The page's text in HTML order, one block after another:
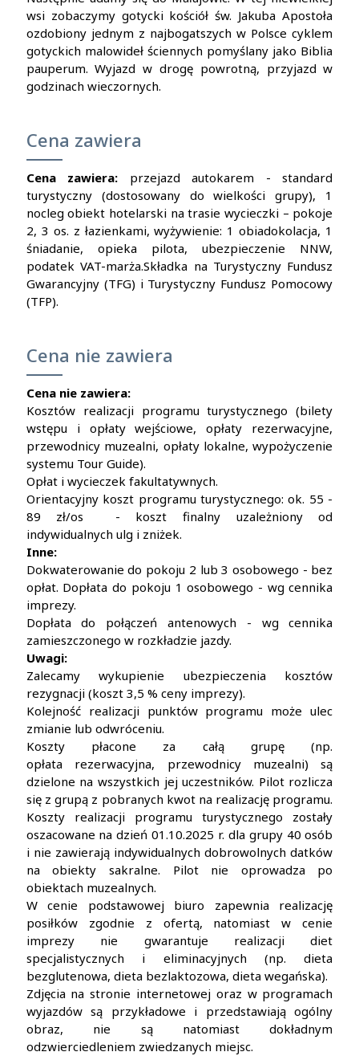
wsi zobaczymy gotycki kościół św. Jakuba Apostoła
ozdobiony jednym z najbogatszych w Polsce cyklem
gotyckich malowideł ściennych pomyślany jako Biblia
pauperum. Wyjazd w drogę powrotną, przyjazd w
godzinach wieczornych.
Cena zawiera
Cena zawiera: przejazd autokarem - standard
turystyczny (dostosowany do wielkości grupy), 1
nocleg obiekt hotelarski na trasie wycieczki – pokoje
2, 3 os. z łazienkami, wyżywienie: 1 obiadokolacja, 1
śniadanie, opieka pilota, ubezpieczenie NNW,
podatek VAT-marża.Składka na Turystyczny Fundusz
Gwarancyjny (TFG) i Turystyczny Fundusz Pomocowy
(TFP).
Cena nie zawiera
Cena nie zawiera:
Kosztów realizacji programu turystycznego (bilety
wstępu i opłaty wejściowe, opłaty rezerwacyjne,
przewodnicy muzealni, opłaty lokalne, wypożyczenie
systemu Tour Guide).
Opłat i wycieczek fakultatywnych.
Orientacyjny koszt programu turystycznego: ok. 55 -
89 zł/os - koszt finalny uzależniony od
indywidualnych ulg i zniżek.
Inne:
Dokwaterowanie do pokoju 2 lub 3 osobowego - bez
opłat. Dopłata do pokoju 1 osobowego - wg cennika
imprezy.
Dopłata do połączeń antenowych - wg cennika
zamieszczonego w rozkładzie jazdy.
Uwagi:
Zalecamy wykupienie ubezpieczenia kosztów
rezygnacji (koszt 3,5 % ceny imprezy).
Kolejność realizacji punktów programu może ulec
zmianie lub odwróceniu.
Koszty płacone za całą grupę (np.
opłata rezerwacyjna, przewodnicy muzealni) są
dzielone na wszystkich jej uczestników. Pilot rozlicza
się z grupą z pobranych kwot na realizację programu.
Koszty realizacji programu turystycznego zostały
oszacowane na dzień 01.10.2025 r. dla grupy 40 osób
i nie zawierają indywidualnych dobrowolnych datków
na obiekty sakralne. Pilot nie oprowadza po
obiektach muzealnych.
W cenie podstawowej biuro zapewnia realizację
posiłków zgodnie z ofertą, natomiast w cenie
imprezy nie gwarantuje realizacji diet
specjalistycznych i eliminacyjnych (np. dieta
bezglutenowa, dieta bezlaktozowa, dieta wegańska).
Zdjęcia na stronie internetowej oraz w programach
wyjazdów są przykładowe i przedstawiają ogólny
obraz, nie są natomiast dokładnym
odzwierciedleniem zwiedzanych miejsc.